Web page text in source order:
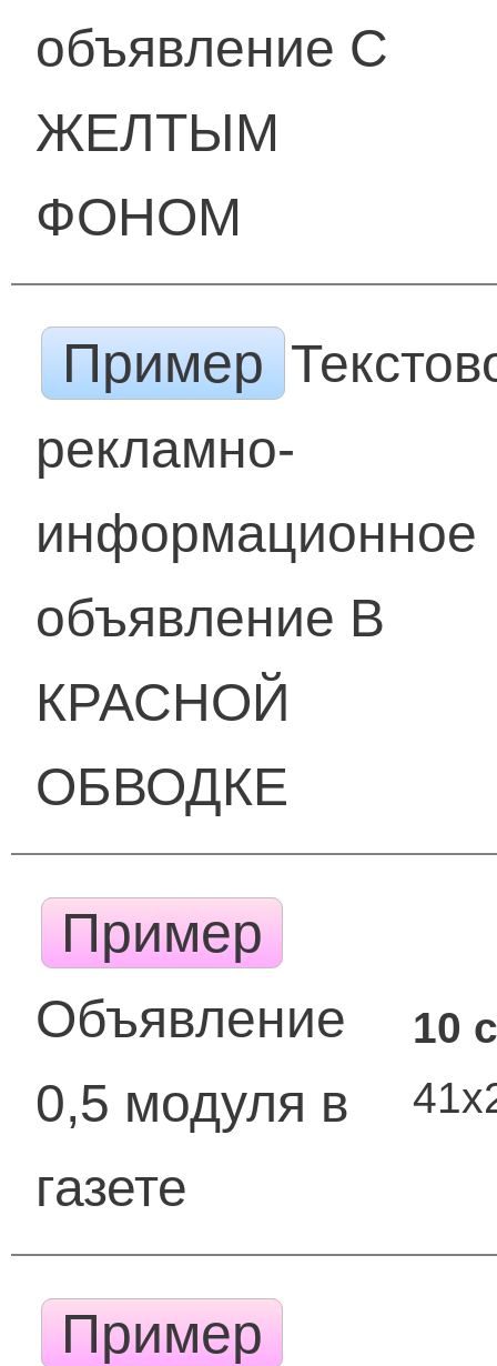
объявление С
ЖЕЛТЫМ
ФОНОМ
Пример
рекламно-
информационное
объявление В
КРАСНОЙ
ОБВОДКЕ
Пример
Объявление
0,5 модуля в
газете
10
Пример